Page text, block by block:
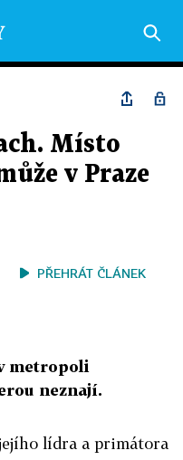
Místo
v Praze
PŘEHRÁT ČLÁNEK
metropoli
neznají.
lídra a primátora